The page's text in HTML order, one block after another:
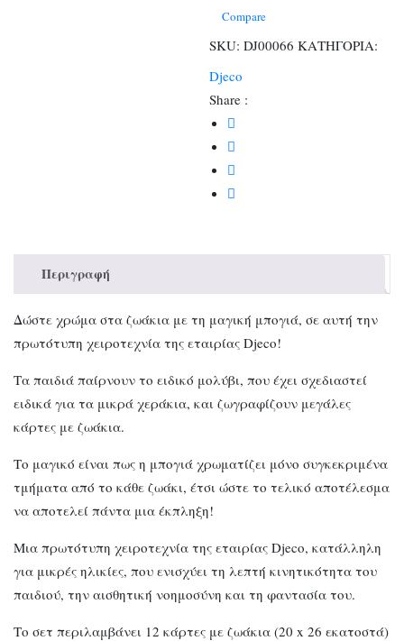
ποσότητα
Compare
SKU: DJ00066 ΚΑΤΗΓΟΡΙΑ:
Djeco
Share :
Περιγραφή
Δώστε χρώμα στα ζωάκια με τη μαγική μπογιά, σε αυτή την
πρωτότυπη χειροτεχνία της εταιρίας Djeco!
Τα παιδιά παίρνουν το ειδικό μολύβι, που έχει σχεδιαστεί
ειδικά για τα μικρά χεράκια, και ζωγραφίζουν μεγάλες
κάρτες με ζωάκια.
Το μαγικό είναι πως η μπογιά χρωματίζει μόνο συγκεκριμένα
τμήματα από το κάθε ζωάκι, έτσι ώστε το τελικό αποτέλεσμα
να αποτελεί πάντα μια έκπληξη!
Μια πρωτότυπη χειροτεχνία της εταιρίας Djeco, κατάλληλη
για μικρές ηλικίες, που ενισχύει τη λεπτή κινητικότητα του
παιδιού, την αισθητική νοημοσύνη και τη φαντασία του.
Το σετ περιλαμβάνει 12 κάρτες με ζωάκια (20 x 26 εκατοστά)